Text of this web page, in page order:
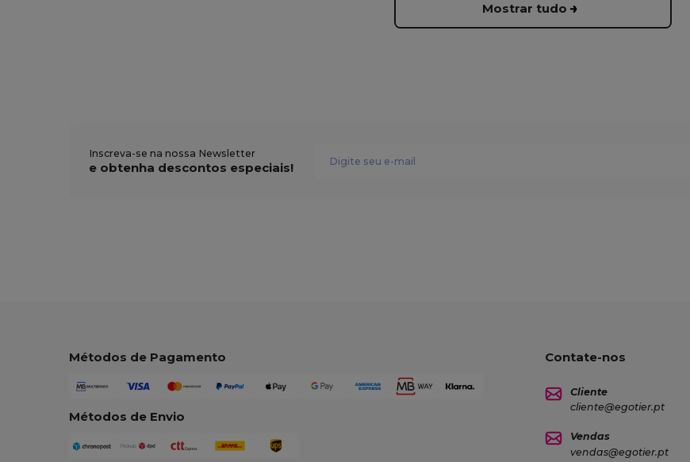
Mostrar tudo
Inscreva-se na nossa Newsletter
e obtenha descontos especiais!
Métodos de Pagamento
Métodos de Envio
Contate-nos
Cliente
cliente@egotier.pt
Vendas
vendas@egotier.pt